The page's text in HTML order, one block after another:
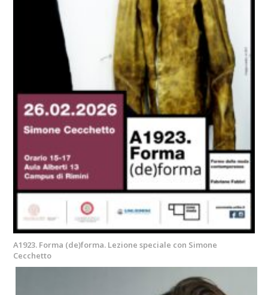
A1923. Forma (de)forma. Lezione speciale con Simone
Cecchetto